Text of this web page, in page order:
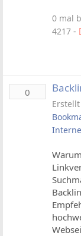
0 mal
4217 -
0